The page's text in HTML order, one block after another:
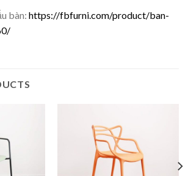
bàn: https://fbfurni.com/product/ban-